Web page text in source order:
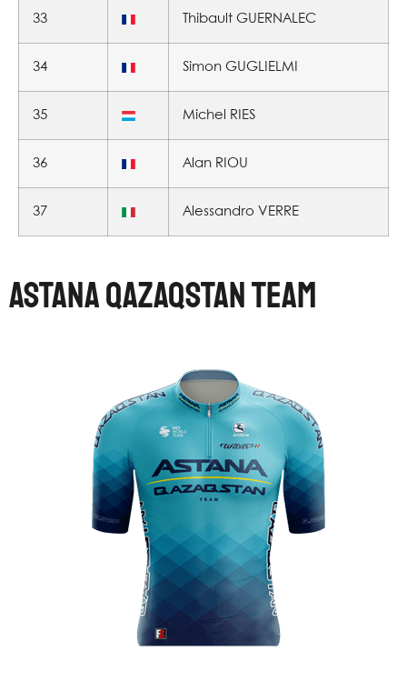
33 Thibault GUERNALEC
34 Simon GUGLIELMI
35 Michel RIES
36 Alan RIOU
37 Alessandro VERRE
ASTANA QAZAQSTAN TEAM